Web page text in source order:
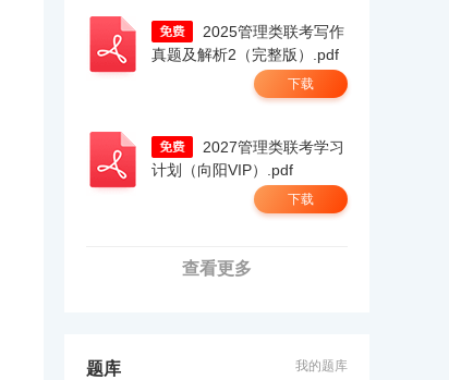
真题及解析2（完整版）.pdf
下载
计划（向阳VIP）.pdf
下载
查看更多
题库 我的题库